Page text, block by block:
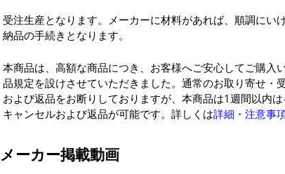
受注生産となります。メーカーに材料があれば、順調にい
納品の手続きとなります。
本商品は、高額な商品につき、お客様へご安心してご購入
品規定を設けさせていただきました。通常のお取り寄せ・
および返品をお断りしておりますが、本商品は1週間以内
キャンセルおよび返品が可能です。詳しくは詳細・注意事
メーカー掲載動画